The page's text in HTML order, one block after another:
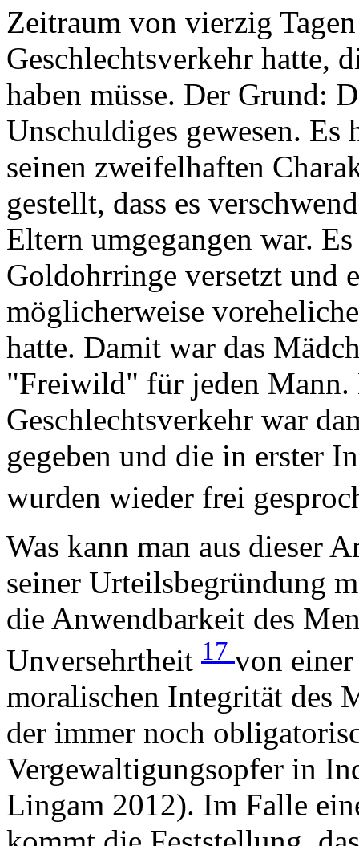
Zeitraum von vierzig
Geschlechtsverkehr hatte,
haben müsse. Der Grund:
Unschuldiges gewesen. Es
seinen zweifelhaften
gestellt, dass es
Eltern umgegangen war.
Goldohrringe versetzt und
möglicherweise
hatte. Damit war das
"Freiwild" für jeden Mann.
Geschlechtsverkehr war
gegeben und die in erster
wurden wieder frei
Was kann man aus dieser
seiner Urteilsbegründung
die Anwendbarkeit des
Unversehrtheit 17 von
moralischen Integrität des
der immer noch
Vergewaltigungsopfer in
Lingam 2012). Im Falle